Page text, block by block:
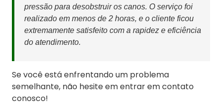
pressão para desobstruir os canos. O serviço foi
realizado em menos de 2 horas, e o cliente ficou
extremamente satisfeito com a rapidez e eficiência
do atendimento.
Se você está enfrentando um problema
semelhante, não hesite em entrar em contato
conosco!